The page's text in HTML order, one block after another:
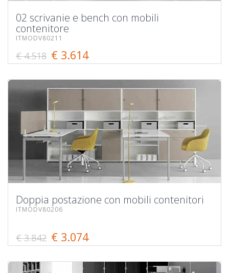
02 scrivanie e bench con mobili
contenitore
ITMODV80211
€ 4.518 € 3.614
Doppia postazione con mobili contenitori
ITMODV80206
€ 3.842 € 3.074